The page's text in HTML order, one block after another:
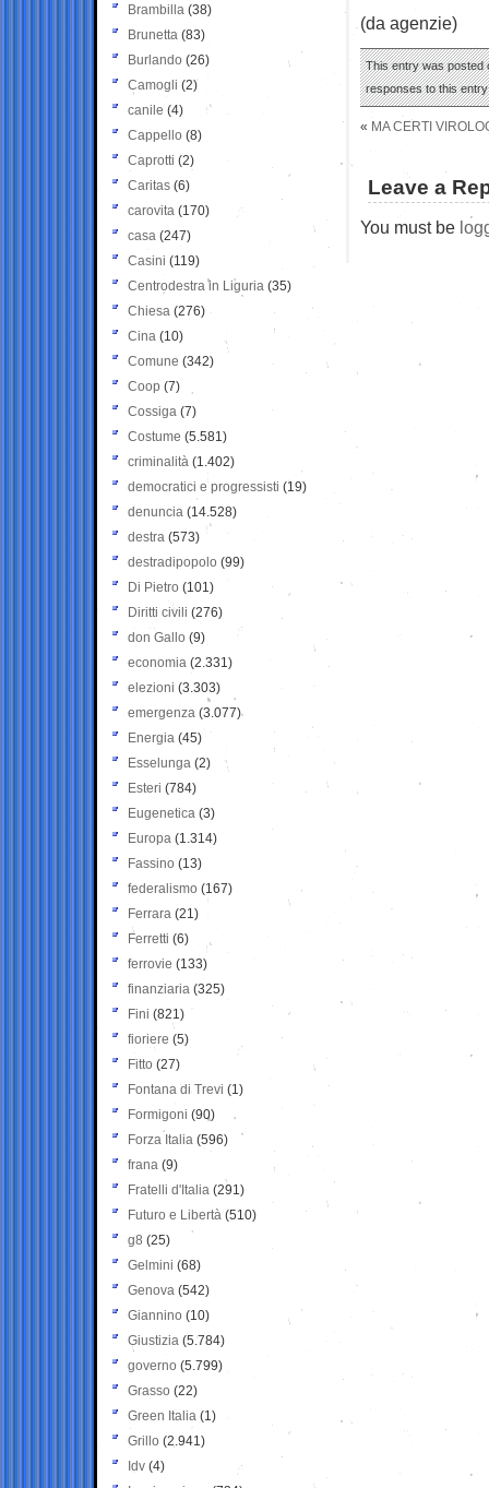
(da agenzie)
This entry was posted
responses to this
« MA CERTI
Leave a
You must be
Brambilla (38)
Brunetta (83)
Burlando (26)
Camogli (2)
canile (4)
Cappello (8)
Caprotti (2)
Caritas (6)
carovita (170)
casa (247)
Casini (119)
Centrodestra in Liguria (35)
Chiesa (276)
Cina (10)
Comune (342)
Coop (7)
Cossiga (7)
Costume (5.581)
criminalità (1.402)
democratici e progressisti (19)
denuncia (14.528)
destra (573)
destradipopolo (99)
Di Pietro (101)
Diritti civili (276)
don Gallo (9)
economia (2.331)
elezioni (3.303)
emergenza (3.077)
Energia (45)
Esselunga (2)
Esteri (784)
Eugenetica (3)
Europa (1.314)
Fassino (13)
federalismo (167)
Ferrara (21)
Ferretti (6)
ferrovie (133)
finanziaria (325)
Fini (821)
fioriere (5)
Fitto (27)
Fontana di Trevi (1)
Formigoni (90)
Forza Italia (596)
frana (9)
Fratelli d'Italia (291)
Futuro e Libertà (510)
g8 (25)
Gelmini (68)
Genova (542)
Giannino (10)
Giustizia (5.784)
governo (5.799)
Grasso (22)
Green Italia (1)
Grillo (2.941)
Idv (4)